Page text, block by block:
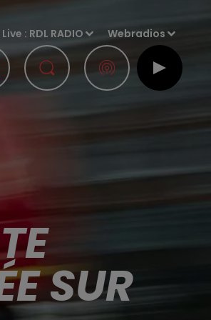
Live : RDL RADIO Webradios
SUR